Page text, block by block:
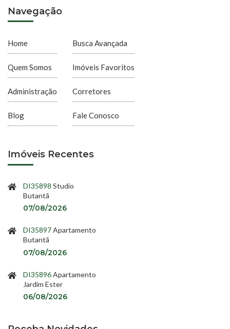
Navegação
Home
Quem Somos
Administração
Blog
Busca Avançada
Imóveis Favoritos
Corretores
Fale Conosco
Imóveis Recentes
DI35898 Studio
Butantã
07/08/2026
DI35897Apartamento
Butantã
07/08/2026
DI35896Apartamento
Jardim Ester
06/08/2026